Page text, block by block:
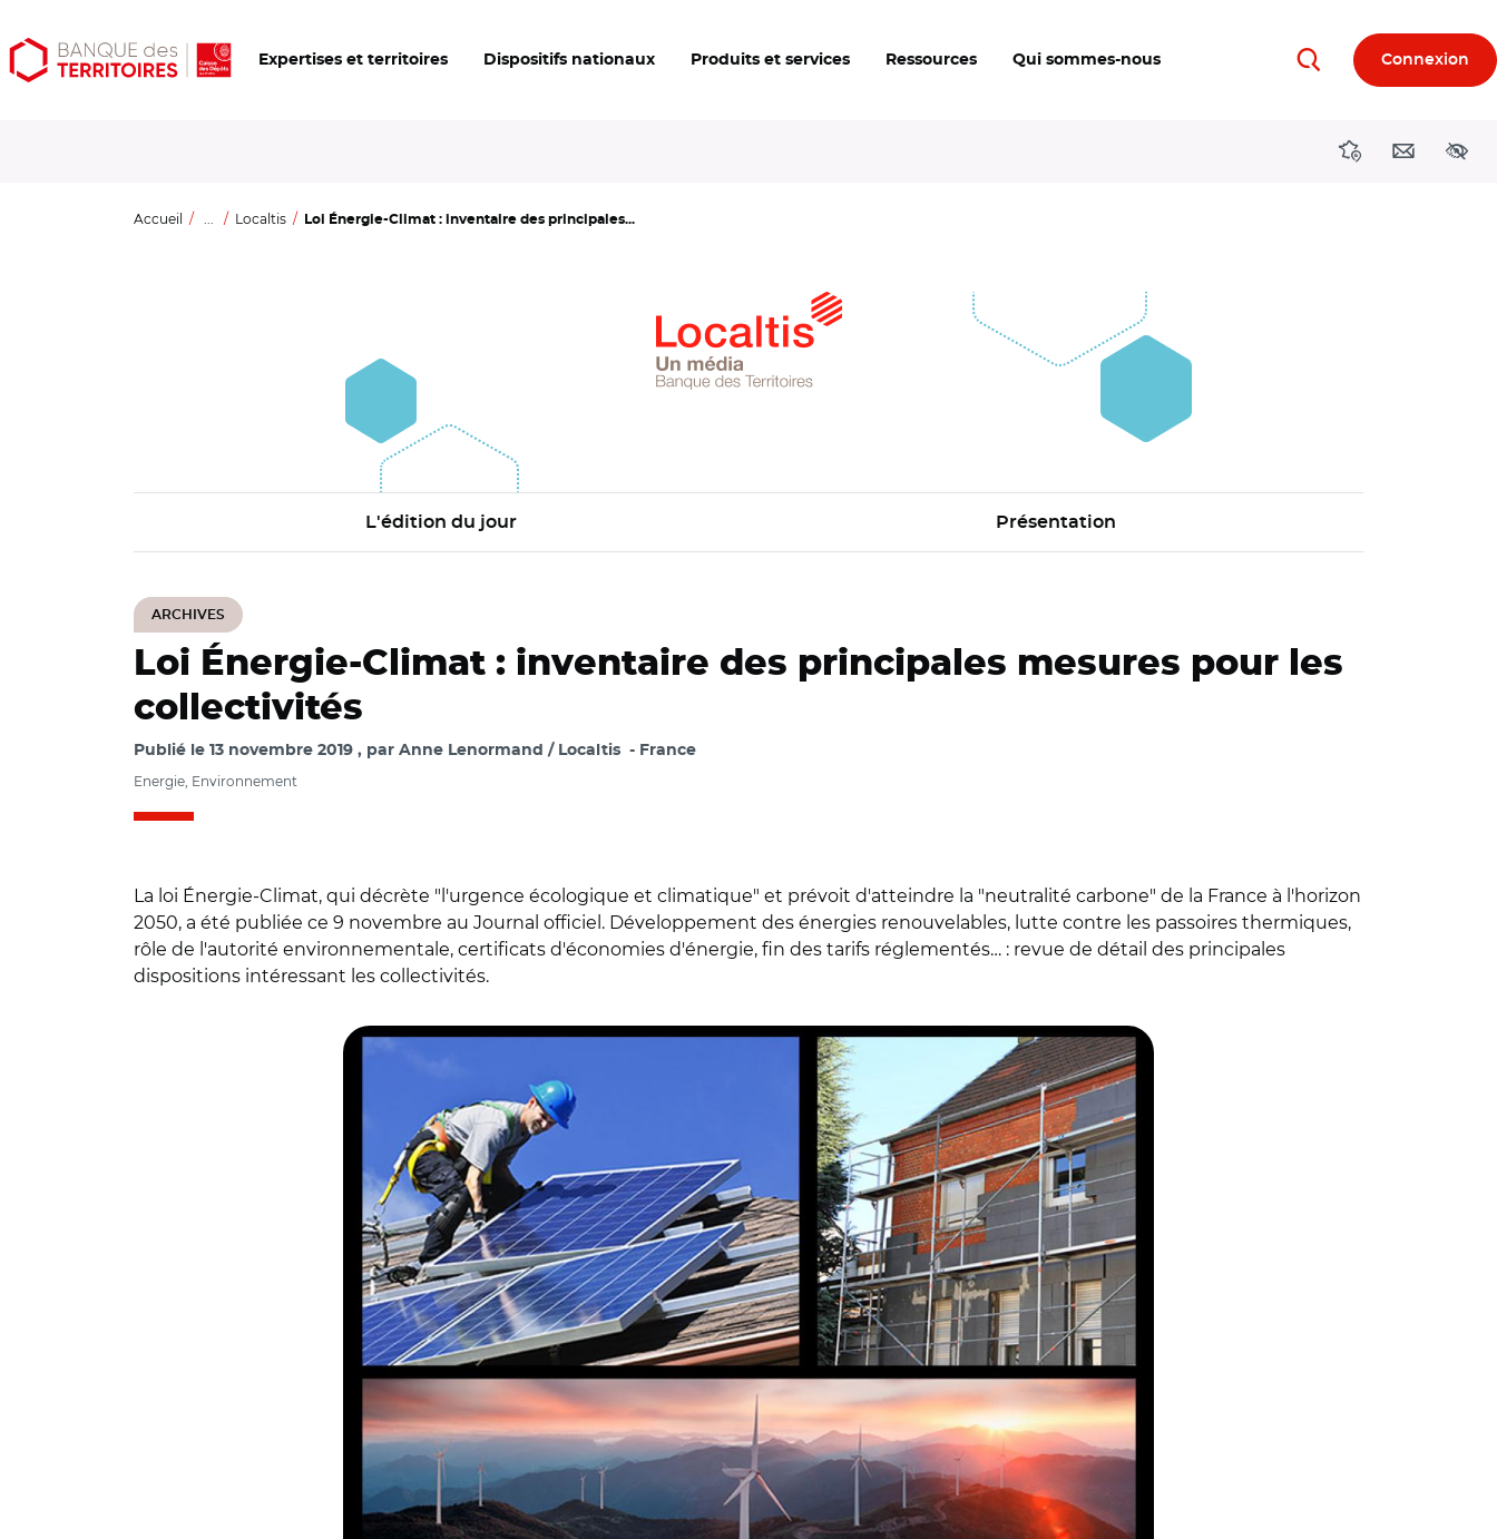
Aller
au
Aller
au
Ouvrir
les
Expertises et territoires Dispositifs nationaux Produits et services Ressources Qui sommes-nous RechercherConnexion
DirectionsContact
Accueil ... Localtis Loi Énergie-Climat : inventaire des principales...
L'édition du jour Présentation
ARCHIVES
Loi Énergie-Climat : inventaire des principales mesures pour les
collectivités
Publié le 13 novembre 2019 par Anne Lenormand / Localtis France
Energie, Environnement
La loi Énergie-Climat, qui décrète "l'urgence écologique et climatique" et prévoit d'atteindre la "neutralité carbone" de la France à l'horizon
2050, a été publiée ce 9 novembre au Journal officiel. Développement des énergies renouvelables, lutte contre les passoires thermiques,
rôle de l'autorité environnementale, certificats d'économies d'énergie, fin des tarifs réglementés… : revue de détail des principales
dispositions intéressant les collectivités.